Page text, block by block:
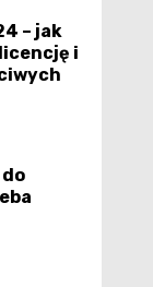
– jak
i